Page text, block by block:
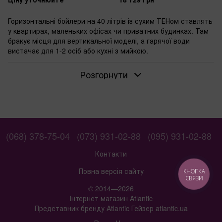
Горизонтальні бойлери на 40 літрів із сухим ТЕНом ставлять
у квартирах, маленьких офісах чи приватних будинках. Там
бракує місця для вертикальної моделі, а гарячої води
вистачає для 1-2 осіб або кухні з мийкою.
підключення. Прямокутна форма вписується в ніші чи над
Якщо вода жорстка: переваги сухого ТЕНа
Сухий ТЕН не торкається води — накип осідає на колбі, а не
на елементі. Ресурс нагрівача вищий, ніж у моделей із
мокрим ТЕНом. Монтажники в регіонах із жорсткою водою
замінюють його рідше, ніж звичайний.
Для яких приміщень підходить прямокутна
Розгорнути
(068) 378-75-04 (073) 931-02-88 (095) 931-02-88
Контакти
Повна версія сайту
© 2014—2026
Інтернет магазин Atlantic
Представник бренду Atlantic Гейзер atlantic.ua
КНОПКА
СВЯЗИ